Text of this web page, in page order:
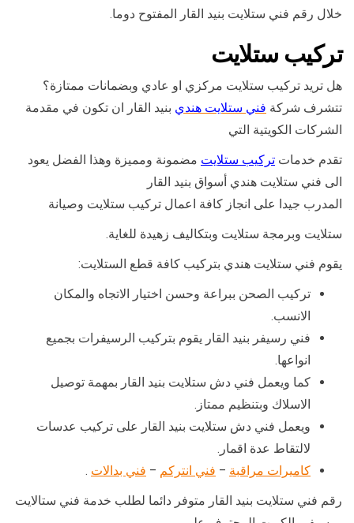
خلال رقم فني ستلايت بنيد القار المفتوح دوما.
تركيب ستلايت
هل تريد تركيب ستلايت مركزي او عادي وبضمانات ممتازة؟
تتشرف شركة فني ستلايت هندي بنيد القار ان تكون في مقدمة
الشركات الكويتية التي
تقدم خدمات تركيب ستلايت مضمونة ومميزة وهذا الفضل يعود
الى فني ستلايت هندي أسواق بنيد القار
المدرب جيدا على انجاز كافة اعمال تركيب ستلايت وصيانة
ستلايت وبرمجة ستلايت وبتكاليف زهيدة للغاية.
يقوم فني ستلايت هندي بتركيب كافة قطع الستلايت:
تركيب الصحن ببراعة وحسن اختيار الاتجاه والمكان
الانسب.
فني رسيفر بنيد القار يقوم بتركيب الرسيفرات بجميع
انواعها.
كما ويعمل فني دش ستلايت بنيد القار بمهمة توصيل
الاسلاك وبتنظيم ممتاز.
ويعمل فني دش ستلايت بنيد القار على تركيب عدسات
لالتقاط عدة اقمار.
كاميرات مراقبة – فني انتركم – فني بدالات .
رقم فني ستلايت بنيد القار متوفر دائما لطلب خدمة فني ستالايت